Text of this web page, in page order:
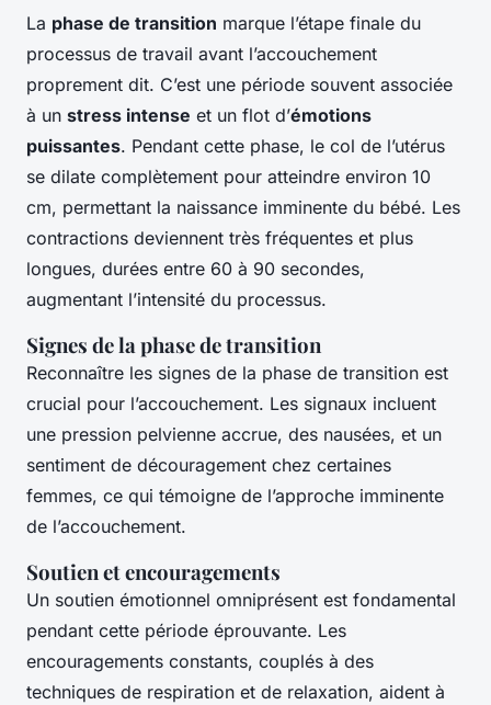
La phase de transition marque l’étape finale du
processus de travail avant l’accouchement
proprement dit. C’est une période souvent associée
à un stress intense et un flot d’émotions
puissantes. Pendant cette phase, le col de l’utérus
se dilate complètement pour atteindre environ 10
cm, permettant la naissance imminente du bébé. Les
contractions deviennent très fréquentes et plus
longues, durées entre 60 à 90 secondes,
augmentant l’intensité du processus.
Signes de la phase de transition
Reconnaître les signes de la phase de transition est
crucial pour l’accouchement. Les signaux incluent
une pression pelvienne accrue, des nausées, et un
sentiment de découragement chez certaines
femmes, ce qui témoigne de l’approche imminente
de l’accouchement.
Soutien et encouragements
Un soutien émotionnel omniprésent est fondamental
pendant cette période éprouvante. Les
encouragements constants, couplés à des
techniques de respiration et de relaxation, aident à